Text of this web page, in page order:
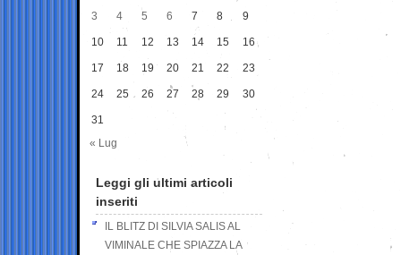
3 4 5 6 7 8 9
10 11 12 13 14 15 16
17 18 19 20 21 22 23
24 25 26 27 28 29 30
31
« Lug
Leggi gli ultimi articoli
inseriti
IL BLITZ DI SILVIA SALIS AL
VIMINALE CHE SPIAZZA LA